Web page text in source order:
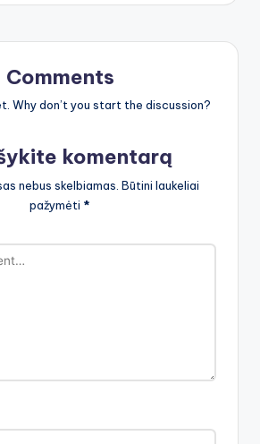
Comments
Why don’t you start the discussion?
komentarą
nebus skelbiamas. Būtini laukeliai
pažymėti *